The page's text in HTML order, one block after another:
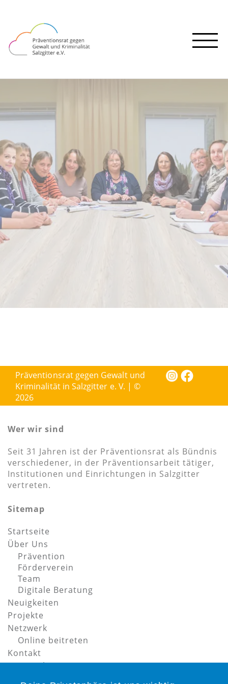
Präventionsrat gegen Gewalt und
Kriminalität in Salzgitter e. V. | ©
2026
Wer wir sind
Seit 31 Jahren ist der Präventionsrat als Bündnis
verschiedener, in der Präventionsarbeit tätiger,
Institutionen und Einrichtungen in Salzgitter
vertreten.
Sitemap
Startseite
Über Uns
Prävention
Förderverein
Team
Digitale Beratung
Neuigkeiten
Projekte
Netzwerk
Online beitreten
Kontakt
Datenschutz